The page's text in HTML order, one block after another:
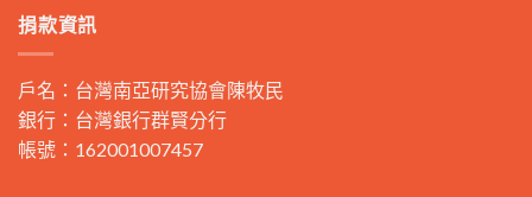
捐款資訊
戶名：台灣南亞研究協會陳牧民
銀行：台灣銀行群賢分行
帳號：162001007457